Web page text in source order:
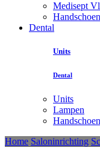
Medisept
Dental
Units
Dental
Units
Lampen
Home Saloninrichting